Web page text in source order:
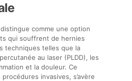
comme une option
qui souffrent de hernies
techniques telles que la
au laser (PLDD), les
et la douleur. Ce
invasives, s’avère